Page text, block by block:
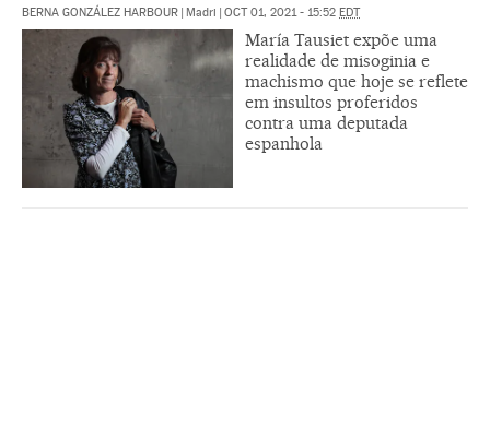
BERNA GONZÁLEZ HARBOUR Madri OCT 01, 2021 - 15:52 EDT
María Tausiet expõe uma
realidade de misoginia e
machismo que hoje se reflete
em insultos proferidos
contra uma deputada
espanhola